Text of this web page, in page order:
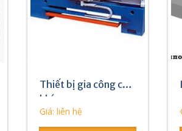
Thiết bị gia công cơ
khí
Giá: liên hệ